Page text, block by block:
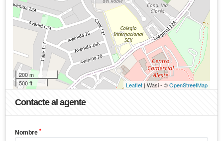
200 m
500 ft
Leaflet | Wasi - ©OpenStreetMap
Contacte al agente
Nombre *